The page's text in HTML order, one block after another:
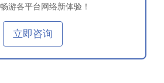
游各平台网络新体验！
立即咨询